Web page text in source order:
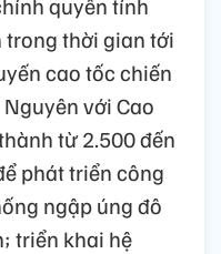
thời gian tới
cao tốc chiến
với Cao
từ 2.500 đến
phát triển công
ngập úng đô
triển khai hệ